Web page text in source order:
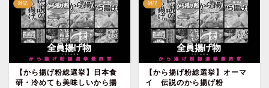
雑記
【から揚げ粉総選挙】日本食
研・冷めても美味しいから揚
雑記
【から揚げ粉総選挙】オーマ
イ 伝説のから揚げ粉